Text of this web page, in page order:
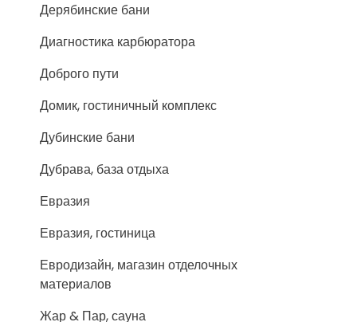
Дерябинские бани
Диагностика карбюратора
Доброго пути
Домик, гостиничный комплекс
Дубинские бани
Дубрава, база отдыха
Евразия
Евразия, гостиница
Евродизайн, магазин отделочных
материалов
Жар & Пар, сауна